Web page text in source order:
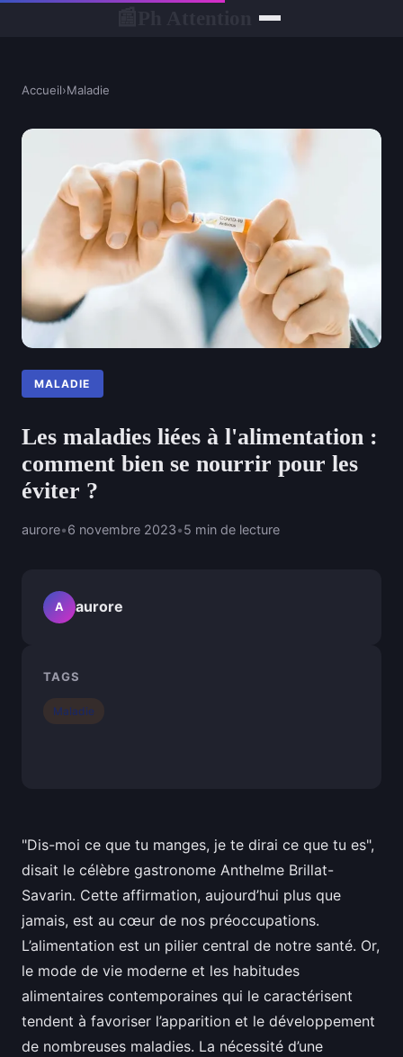
Accueil›Maladie
MALADIE
Les maladies liées à l'alimentation :
comment bien se nourrir pour les
éviter ?
aurore•6 novembre 2023•5 min de lecture
"Dis-moi ce que tu manges, je te dirai ce que tu es",
disait le célèbre gastronome Anthelme Brillat-
Savarin. Cette affirmation, aujourd’hui plus que
jamais, est au cœur de nos préoccupations.
L’alimentation est un pilier central de notre santé. Or,
le mode de vie moderne et les habitudes
alimentaires contemporaines qui le caractérisent
tendent à favoriser l’apparition et le développement
de nombreuses maladies. La nécessité d’une
A aurore
TAGS
Maladie